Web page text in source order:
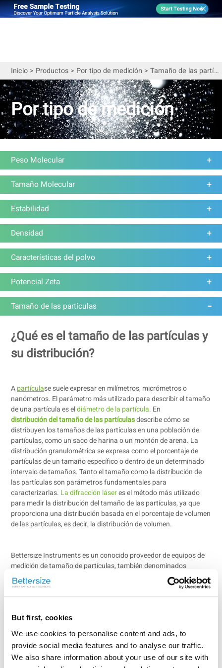
But first, cookies
We use cookies to personalise content and ads, to
provide social media features and to analyse our traffic.
We also share information about your use of our site with
Inicio> Productos> Por tipo de medición > Tamaño de las partículas
Por tipo de medición
Peso Molecular
Tamaño Molecular
Estabilidad
Densidad
Características del polvo
Potencial Zeta
Tamaño de las partículas
¿Qué es el tamaño de las partículas y
su distribución?
Apartículase suele expresar en milímetros, micrómetros o
nanómetros. El parámetro más utilizado para describir el tamaño
de una partícula es eldiámetro de la partícula. En
distribución del tamaño de las partículasdescribe cómo se
distribuyen los tamaños de las partículas en una población de
partículas, como un saco de harina o un montón de arena. La
distribución granulométrica se expresa como el porcentaje de
partículas de un tamaño específico o dentro de un determinado
intervalo de tamaños. Tanto el tamaño como la distribución de
las partículas son parámetros fundamentales para
caracterizarlas. La difracción láseres el método más utilizado
para medir la distribución del tamaño de las partículas, ya que
proporciona una distribución basada en el porcentaje de volumen
de las partículas, es decir, la distribución de volumen.
Bettersize Instruments es un conocido proveedor de equipos de
medición de tamaño de partículas, también denominados
'analizadores de tamaño de partículas'. Ofrecemos una gran
variedad de instrumentos y métodos para hacer frente a diversos
retos de aplicación, ya sea para el control de calidad o para la
Importancia del tamaño de las
partículas：